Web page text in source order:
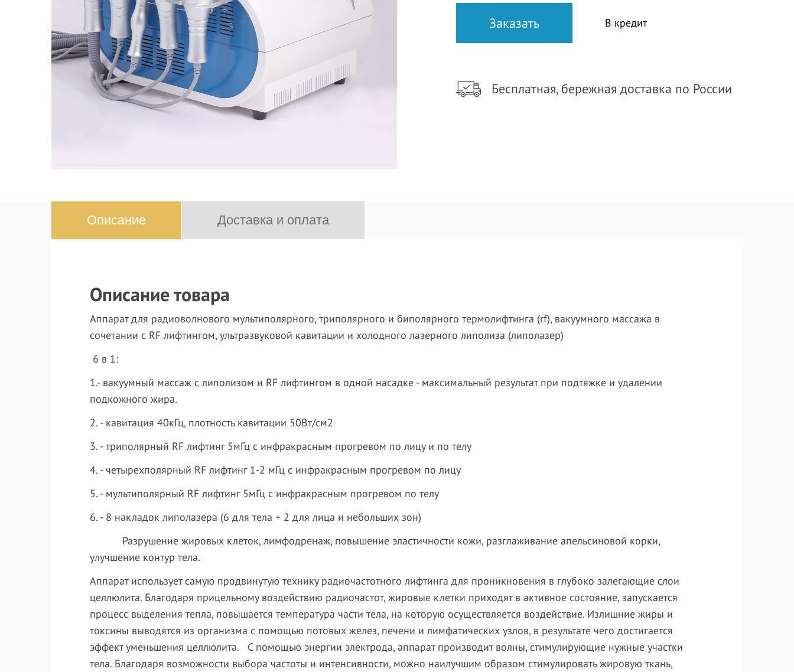
В кредит
Бесплатная, бережная доставка по России
Описание Доставка и оплата
Описание товара
Аппарат для радиоволнового мультиполярного, триполярного и биполярного термолифтинга (rf), вакуумного массажа в
сочетании с RF лифтингом, ультразвуковой кавитации и холодного лазерного липолиза (липолазер)
6 в 1:
1.- вакуумный массаж с липолизом и RF лифтингом в одной насадке - максимальный результат при подтяжке и удалении
подкожного жира.
2. - кавитация 40кГц, плотность кавитации 50Вт/см2
3. - триполярный RF лифтинг 5мГц с инфракрасным прогревом по лицу и по телу
4. - четырехполярный RF лифтинг 1-2 мГц с инфракрасным прогревом по лицу
5. - мультиполярный RF лифтинг 5мГц с инфракрасным прогревом по телу
6. - 8 накладок липолазера (6 для тела + 2 для лица и небольших зон)
Разрушение жировых клеток, лимфодренаж, повышение эластичности кожи, разглаживание апельсиновой корки,
улучшение контур тела.
Аппарат использует самую продвинутую технику радиочастотного лифтинга для проникновения в глубоко залегающие слои
целлюлита. Благодаря прицельному воздействию радиочастот, жировые клетки приходят в активное состояние, запускается
процесс выделения тепла, повышается температура части тела, на которую осуществляется воздействие. Излишние жиры и
токсины выводятся из организма с помощью потовых желез, печени и лимфатических узлов, в результате чего достигается
эффект уменьшения целлюлита. С помощью энергии электрода, аппарат производит волны, стимулирующие нужные участки
тела. Благодаря возможности выбора частоты и интенсивности, можно наилучшим образом стимулировать жировую ткань,